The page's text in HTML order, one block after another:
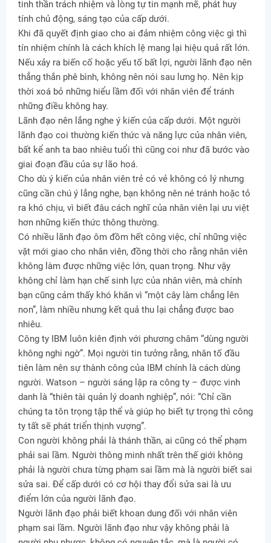
tinh thần trách nhiệm và lòng tự tin mạnh mẽ, phát huy
tính chủ động, sáng tạo của cấp dưới.
Khi đã quyết định giao cho ai đảm nhiệm công việc gì thì
tín nhiệm chính là cách khích lệ mang lại hiệu quả rất lớn.
Nếu xảy ra biến cố hoặc yếu tố bất lợi, người lãnh đạo nên
thẳng thắn phê bình, không nên nói sau lưng họ. Nên kịp
thời xoá bỏ những hiểu lầm đối với nhân viên để tránh
những điều không hay.
Lãnh đạo nên lắng nghe ý kiến của cấp dưới. Một người
lãnh đạo coi thường kiến thức và năng lực của nhân viên,
bất kể anh ta bao nhiêu tuổi thì cũng coi như đã bước vào
giai đoạn đầu của sự lão hoá.
Cho dù ý kiến của nhân viên trẻ có vẻ không có lý nhưng
cũng cần chú ý lắng nghe, bạn không nên né tránh hoặc tỏ
ra khó chịu, vì biết đâu cách nghĩ của nhân viên lại ưu việt
hơn những kiến thức thông thường.
Có nhiều lãnh đạo ôm đồm hết công việc, chỉ những việc
vặt mới giao cho nhân viên, đồng thời cho rằng nhân viên
không làm được những việc lớn, quan trọng. Như vậy
không chỉ làm hạn chế sinh lực của nhân viên, mà chính
bạn cũng cảm thấy khó khăn vì “một cây làm chẳng lên
non”, làm nhiều nhưng kết quả thu lại chẳng được bao
nhiêu.
Công ty IBM luôn kiên định với phương châm “dùng người
không nghi ngờ”. Mọi người tin tưởng rằng, nhân tố đầu
tiên làm nên sự thành công của IBM chính là cách dùng
người. Watson – người sáng lập ra công ty – được vinh
danh là “thiên tài quản lý doanh nghiệp”, nói: “Chỉ cần
chúng ta tôn trọng tập thể và giúp họ biết tự trọng thì công
ty tất sẽ phát triển thịnh vượng”.
Con người không phải là thánh thần, ai cũng có thể phạm
phải sai lầm. Người thông minh nhất trên thế giới không
phải là người chưa từng phạm sai lầm mà là người biết sai
sửa sai. Để cấp dưới có cơ hội thay đổi sửa sai là ưu
điểm lớn của người lãnh đạo.
Người lãnh đạo phải biết khoan dung đối với nhân viên
phạm sai lầm. Người lãnh đạo như vậy không phải là